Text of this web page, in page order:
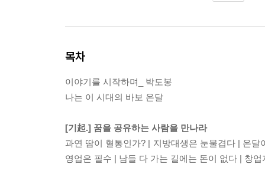
목차
이야기를 시작하며_ 박도봉
나는 이 시대의 바보 온달
[기起.] 꿈을 공유하는 사람을 만나라
과연 땀이 혈통인가? | 지방대생은 눈물겹다 | 온
영업은 필수 | 남들 다 가는 길에는 돈이 없다 | 창